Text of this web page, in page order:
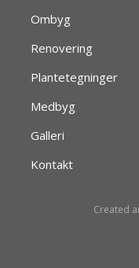
Ombyg
Renovering
Plantetegninger
Medbyg
Galleri
Kontakt
Created